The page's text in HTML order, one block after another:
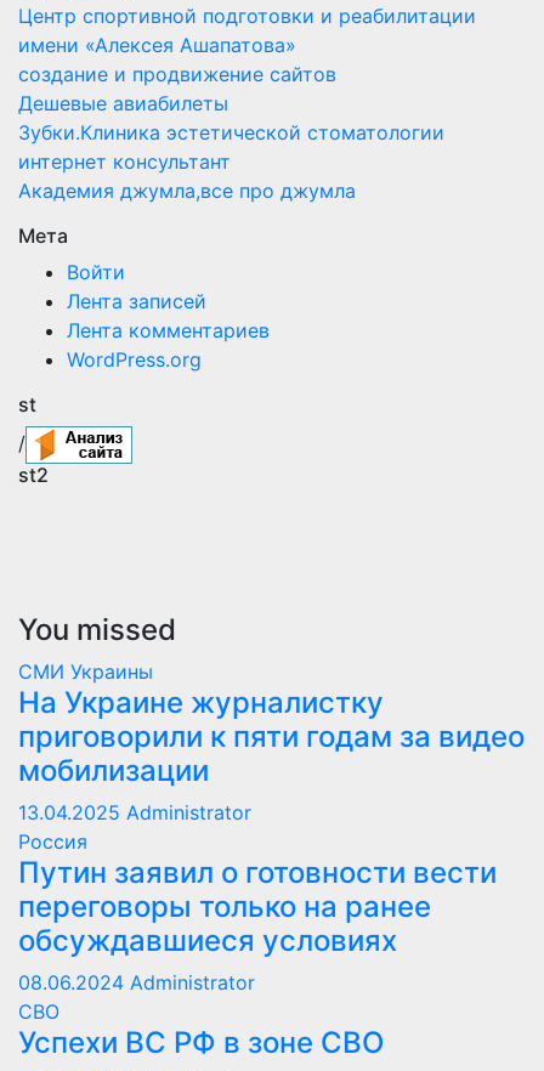
Центр спортивной подготовки и реабилитации
имени «Алексея Ашапатова»
создание и продвижение сайтов
Дешевые авиабилеты
Зубки.Клиника эстетической стоматологии
интернет консультант
Академия джумла,все про джумла
Мета
Войти
Лента записей
Лента комментариев
WordPress.org
st
/
st2
You missed
СМИ Украины
На Украине журналистку
приговорили к пяти годам за видео
мобилизации
13.04.2025 Administrator
Россия
Путин заявил о готовности вести
переговоры только на ранее
обсуждавшиеся условиях
08.06.2024 Administrator
СВО
Успехи ВС РФ в зоне СВО